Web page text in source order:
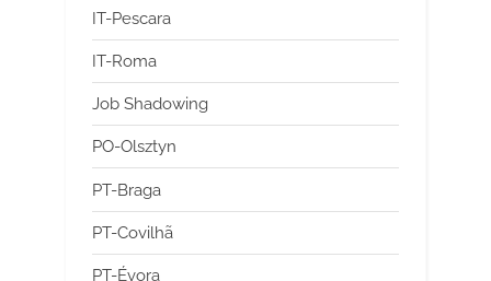
IT-Pescara
IT-Roma
Job Shadowing
PO-Olsztyn
PT-Braga
PT-Covilhã
PT-Évora